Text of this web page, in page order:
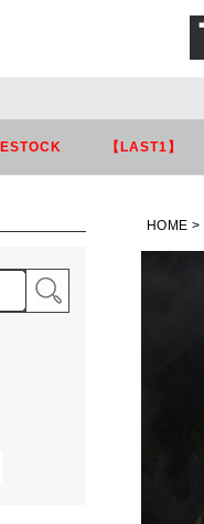
【LAST1】
HOME